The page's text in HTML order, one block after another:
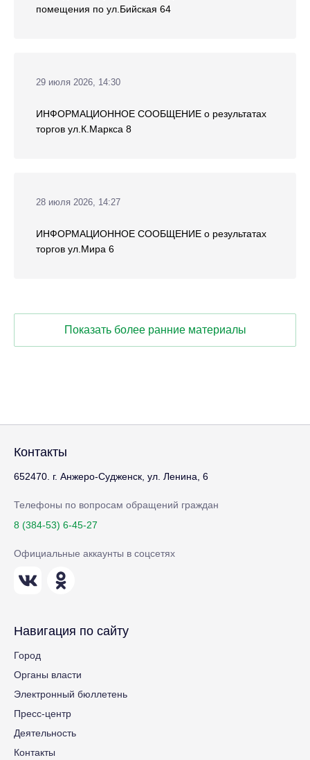
помещения по ул.Бийская 64
29 июля 2026, 14:30
ИНФОРМАЦИОННОЕ СООБЩЕНИЕ о результатах
торгов ул.К.Маркса 8
28 июля 2026, 14:27
ИНФОРМАЦИОННОЕ СООБЩЕНИЕ о результатах
торгов ул.Мира 6
Показать более ранние материалы
Контакты
652470. г. Анжеро-Судженск, ул. Ленина, 6
Телефоны по вопросам обращений граждан
8 (384-53) 6-45-27
Официальные аккаунты в соцсетях
Навигация по сайту
Город
Органы власти
Электронный бюллетень
Пресс-центр
Деятельность
Контакты